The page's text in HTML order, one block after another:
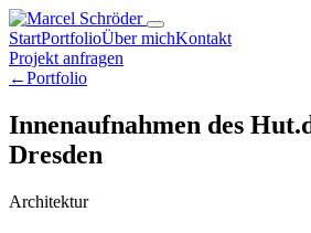
StartPortfolioÜber michKontakt
Projekt anfragen
←Portfolio
Innenaufnahmen des
Dresden
Architektur